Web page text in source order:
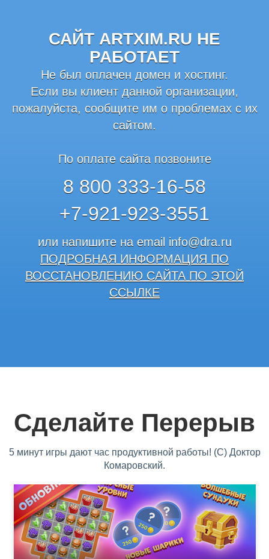
САЙТ ARTXIM.RU НЕ
РАБОТАЕТ
Не был оплачен домен и хостинг.
Если вы клиент данной организации,
пожалуйста, сообщите им о проблемах с их
сайтом.
По оплате сайта позвоните
8 800 333-16-58
+7-921-923-3551
или напишите на email info@dra.ru
ПОДРОБНАЯ ИНФОРМАЦИЯ ПО
ВОССТАНОВЛЕНИЮ САЙТА ПО ЭТОЙ
ССЫЛКЕ
Сделайте Перерыв
5 минут игры дают час продуктивной работы! (С) Доктор
Комаровский.